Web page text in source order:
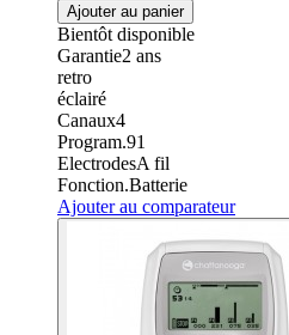
Ajouter au panier
Bientôt disponible
Garantie2 ans
retro
éclairé
Canaux4
Program.91
ElectrodesA fil
Fonction.Batterie
Ajouter au comparateur